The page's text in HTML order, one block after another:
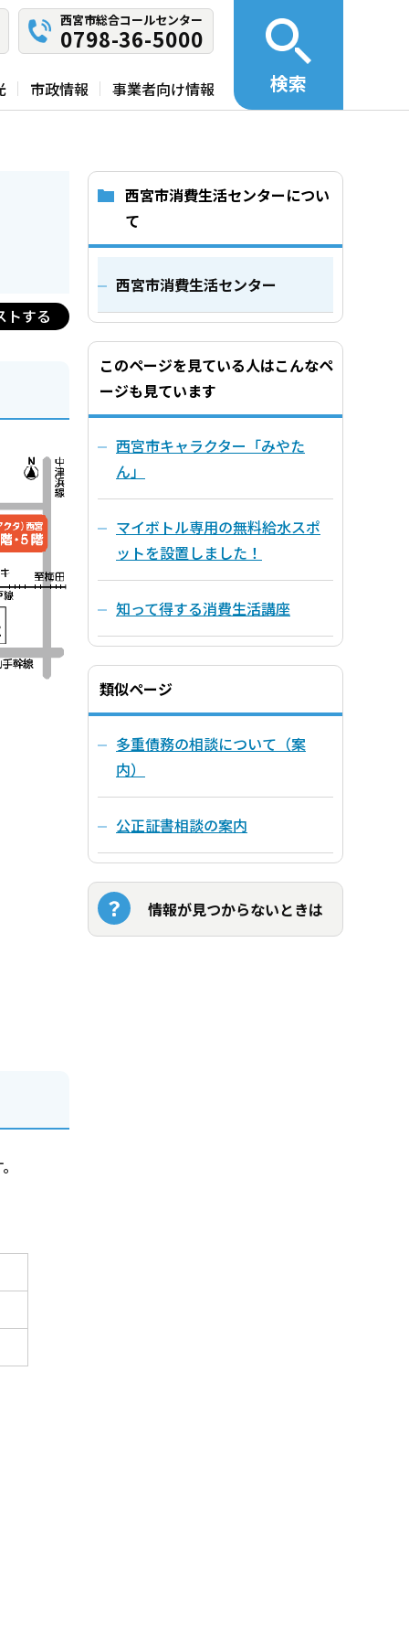
西宮市総合コールセンター
0798-36-5000
市政情報 事業者向け情報 検索
トする
西宮市消費生活センターについ
て
西宮市消費生活センター
このページを見ている人はこんなペ
ージも見ています
西宮市キャラクター「みやた
ん」
マイボトル専用の無料給水スポ
ットを設置しました！
知って得する消費生活講座
類似ページ
多重債務の相談について（案
内）
公正証書相談の案内
情報が見つからないときは